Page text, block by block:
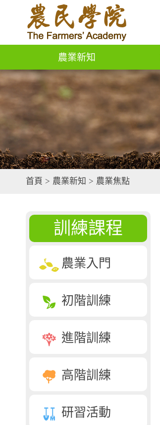
農業新知
首頁 > 農業新知 > 農業焦點
訓練課程
農業入門
初階訓練
進階訓練
高階訓練
研習活動